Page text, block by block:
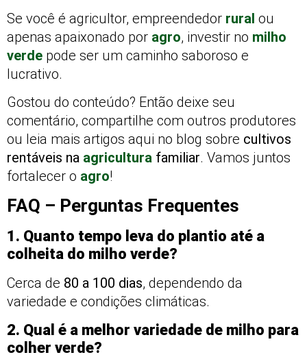
Se você é agricultor, empreendedor rural ou
apenas apaixonado por agro, investir no milho
verde pode ser um caminho saboroso e
lucrativo.
Gostou do conteúdo? Então deixe seu
comentário, compartilhe com outros produtores
ou leia mais artigos aqui no blog sobre cultivos
rentáveis na agricultura familiar. Vamos juntos
fortalecer o agro!
FAQ – Perguntas Frequentes
1. Quanto tempo leva do plantio até a
colheita do milho verde?
Cerca de 80 a 100 dias, dependendo da
variedade e condições climáticas.
2. Qual é a melhor variedade de milho para
colher verde?